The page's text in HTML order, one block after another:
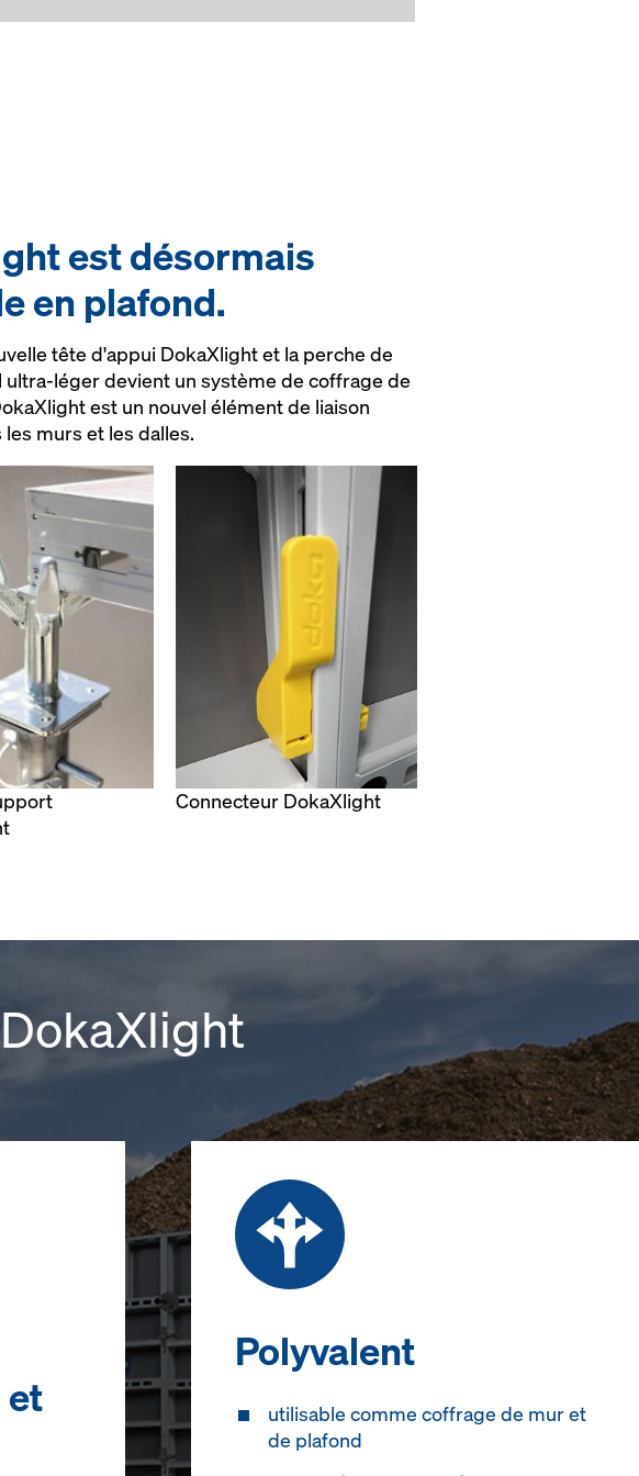
est désormais
en plafond.
tête d'appui DokaXlight et la perche de
léger devient un système de coffrage de
est un nouvel élément de liaison
murs et les dalles.
Connecteur DokaXlight
et
Polyvalent
utilisable comme coffrage de mur et
de plafond